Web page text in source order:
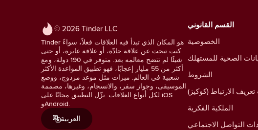
© 2026 Tinder LLC
Tinder هو المكان الذي تبدأ فيه العلاقات فعلاً، سواءً
كنت تبحث عن علاقة جادّة، أو علاقة عابرة، أو حتى
شيئًا لم تتضح معالمه بعد. متوفر في 190 دولة، ومع
أكثر من 55 مليار إعجابًا، فهو تطبيق المواعدة الأكثر
شعبية في العالم. ميزات مثل موعد مزدوج، ووضع
الموسيقى، وجواز سفر، والانسجام، وغيرها، مصممة
لكل أنواع العلاقات. نزّل التطبيق مجانًا على iOS
وAndroid.
العربية
القسم القانوني
الخصوصية
الصحية للمستهلك
الشروط
الارتباط (كوكيز)
الملكية الفكرية
التواصل الاجتماعي